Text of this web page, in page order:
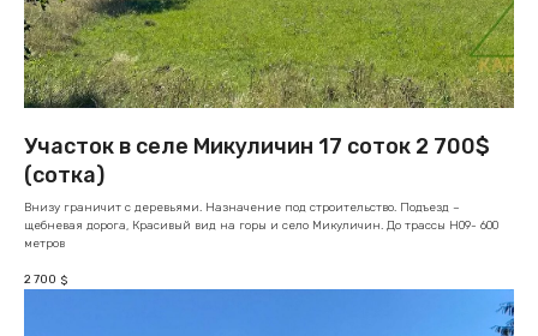
Участок в селе Микуличин 17 соток 2 700$
(сотка)
Внизу граничит с деревьями. Назначение под строительство. Подъезд –
щебневая дорога, Красивый вид на горы и село Микуличин. До трассы Н09- 600
метров
2 700 $